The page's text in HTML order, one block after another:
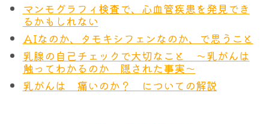
30
歳
か
ら
75
医療機関で半年から1年に1回の頻度で、視触
診検査を受ける。
1年に1回 乳房造影MRI検査を受ける。MRI
検査ができない場合はトモシンセシスの併用
マンモグラフィ検査で、心血管疾患を発見でき
るかもしれない
AIなのか、タモキシフェンなのか、で思うこと
乳腺の自己チェックで大切なこと ～乳がんは
触ってわかるのか 隠された事実～
乳がんは 痛いのか？ についての解説